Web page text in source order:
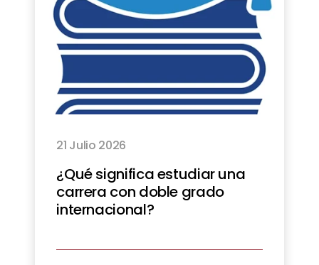
21 Julio 2026
¿Qué significa estudiar una
carrera con doble grado
internacional?